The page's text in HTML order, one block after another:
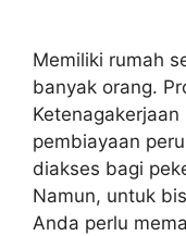
Memiliki rumah
banyak orang.
pembiayaan
diakses bagi
Namun, untuk
Anda perlu